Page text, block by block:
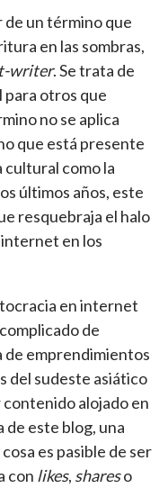
de un término que
en las sombras,
writer. Se trata de
otros que
no se aplica
que está presente
cultural como la
últimos años, este
resquebraja el halo
en los
en internet
de
de emprendimientos
del sudeste asiático
alojado en
de este blog, una
es pasible de ser
con likes, shareso